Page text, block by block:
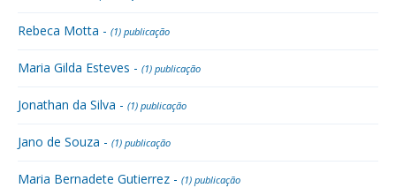
Rebeca Motta - (1) publicação
Maria Gilda Esteves - (1) publicação
Jonathan da Silva - (1) publicação
Jano de Souza - (1) publicação
Maria Bernadete Gutierrez - (1) publicação